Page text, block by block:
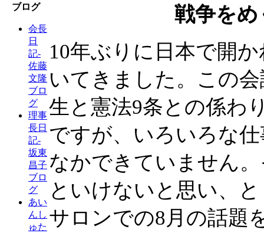
ブログ
会長
日
記-
佐藤
文隆
ブロ
グ
理事
長日
記-
坂東
昌子
ブロ
グ
あい
んし
ゅた
戦争を
10年ぶりに日本で開
いてきました。この
生と憲法9条との係わ
ですが、いろいろな
なかできていません
といけないと思い、
サロンでの8月の話題